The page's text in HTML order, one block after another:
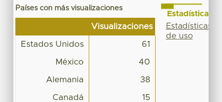
Países con más visualizaciones
Visualizaciones
Estados Unidos 61
México 40
Alemania 38
Canadá 15
Estadísticas
Estadísticas
de uso